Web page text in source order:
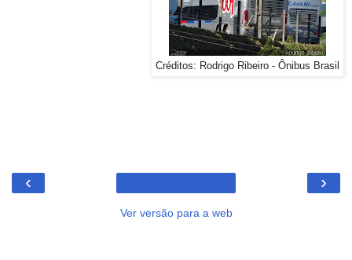
Créditos: Rodrigo Ribeiro - Ônibus Brasil
‹ ›
Ver versão para a web